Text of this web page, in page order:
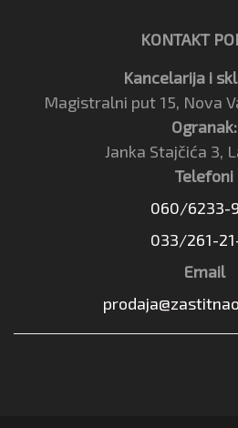
KONTAKT
Kancelarija i
Magistralni put 15, Nova
Ogranak:
Janka Stajčića 3,
Telefoni
060/6233-
033/261-
Email